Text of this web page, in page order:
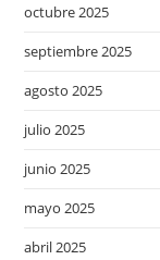
octubre 2025
septiembre 2025
agosto 2025
julio 2025
junio 2025
mayo 2025
abril 2025